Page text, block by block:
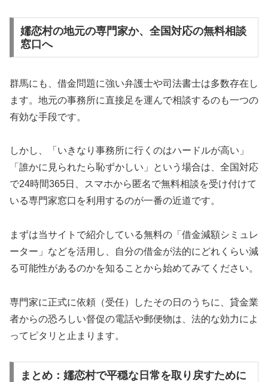
嬬恋村の地元の専門家か、全国対応の無料相談
窓口へ
群馬にも、借金問題に強い弁護士や司法書士は多数存在し
ます。地元の事務所に直接足を運んで相談するのも一つの
有効な手段です。
しかし、「いきなり事務所に行くのはハードルが高い」
「誰かに見られたら恥ずかしい」という場合は、全国対応
で24時間365日、スマホから匿名で無料相談を受け付けて
いる専門家窓口を利用するのが一番の近道です。
まずは当サイトで紹介している無料の「借金減額シミュレ
ーター」などを活用し、自分の借金が法的にどれくらい減
る可能性があるのかを知ることから始めてみてください。
専門家に正式に依頼（受任）したその日のうちに、貸金業
者からの恐ろしい督促の電話や郵便物は、法的な効力によ
ってピタリと止まります。
まとめ：嬬恋村で平穏な日常を取り戻すために